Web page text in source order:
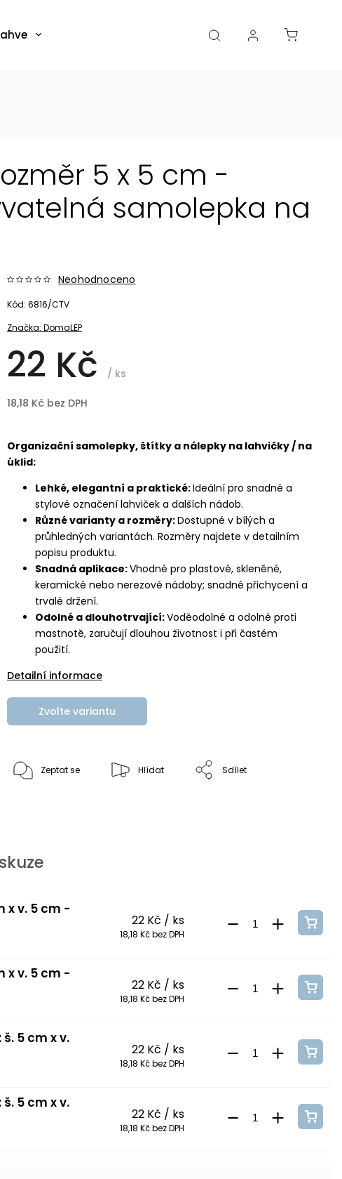
Boxy, dózy, kořenky, skleničky Akce
rozměr 5 x 5 cm -
samolepka na
Značka: DomaLEP
Neohodnoceno
22 Kč / ks
18,18 Kč bez DPH
Kód: 6816/CTV
Organizační samolepky, štítky a nálepky na lahvičky / na
úklid:
Lehké, elegantní a praktické:Ideální pro snadné a
stylové označení lahviček a dalších nádob.
Různé varianty a rozměry:Dostupné v bílých a
průhledných variantách. Rozměry najdete v detailním
popisu produktu.
Snadná aplikace:Vhodné pro plastové, skleněné,
keramické nebo nerezové nádoby; snadné přichycení a
trvalé držení.
Odolné a dlouhotrvající:Voděodolné a odolné proti
mastnotě, zaručují dlouhou životnost i při častém
použití.
Detailní informace
Zvolte variantu
Zeptat se Hlídat Sdílet
x v. 5 cm -
22 Kč / ks
18,18 Kč bez DPH
x v. 5 cm -
22 Kč / ks
18,18 Kč bez DPH
š. 5 cm x v.
22 Kč / ks
18,18 Kč bez DPH
š. 5 cm x v.
22 Kč / ks
18,18 Kč bez DPH